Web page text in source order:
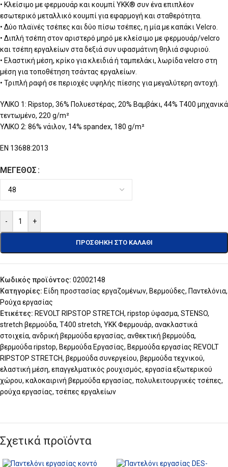
• Κλείσιμο με φερμουάρ και κουμπί YKK® συν ένα επιπλέον
εσωτερικό μεταλλικό κουμπί για εφαρμογή και σταθερότητα.
• Δύο πλαϊνές τσέπες και δύο πίσω τσέπες, η μία με καπάκι Velcro.
• Διπλή τσέπη στον αριστερό μηρό με κλείσιμο με φερμουάρ/velcro
και τσέπη εργαλείων στα δεξιά συν υφασμάτινη θηλιά σφυριού.
• Ελαστική μέση, κρίκο για κλειδιά ή ταμπελάκι, λωρίδα velcro στη
μέση για τοποθέτηση τσάντας εργαλείων.
• Τριπλή ραφή σε περιοχές υψηλής πίεσης για μεγαλύτερη αντοχή.
ΥΛΙΚΟ 1: Ripstop, 36% Πολυεστέρας, 20% Βαμβάκι, 44% T400 μηχανικά
τεντωμένο, 220 g/m²
ΥΛΙΚΟ 2: 86% νάιλον, 14% spandex, 180 g/m²
EN 13688:2013
ΜΈΓΕΘΟΣ
- +
ΠΡΟΣΘΉΚΗ ΣΤΟ ΚΑΛΆΘΙ
Κωδικός προϊόντος: 02002148
Κατηγορίες: Είδη προστασίας εργαζομένων, Βερμούδες, Παντελόνια,
Ρούχα εργασίας
Ετικέτες: REVOLT RIPSTOP STRETCH, ripstop ύφασμα, STENSO,
stretch βερμούδα, T400 stretch, YKK Φερμουάρ, ανακλαστικά
στοιχεία, ανδρική βερμούδα εργασίας, ανθεκτική βερμούδα,
βερμούδα ripstop, Βερμούδα Εργασίας, Βερμούδα εργασίας REVOLT
RIPSTOP STRETCH, βερμούδα συνεργείου, βερμούδα τεχνικού,
ελαστική μέση, επαγγελματικός ρουχισμός, εργασία εξωτερικού
χώρου, καλοκαιρινή βερμούδα εργασίας, πολυλειτουργικές τσέπες,
ρούχα εργασίας, τσέπες εργαλείων
Σχετικά προϊόντα